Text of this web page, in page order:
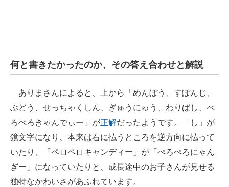
何と書きたかったのか、その答え合わせと解説
ありまさんによると、上から「めんぼう、すぽんじ、
ぶどう、せっちゃくしん、ぎゅうにゅう、わりばし、ぺ
ろぺろきゃんでぃー」が正解だったようです。「し」が
鏡文字になり、本来は右に払うところを逆方向に払って
いたり、「ペロペロキャンディー」が「ぺろぺろにゃん
ぎー」になっていたりと、成長途中のお子さんが見せる
独特なかわいさがあふれています。